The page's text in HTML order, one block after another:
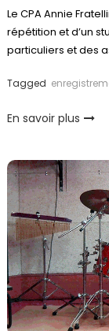
Le CPA Annie
répétition et d’un
particuliers et des
Tagged
En savoir plus